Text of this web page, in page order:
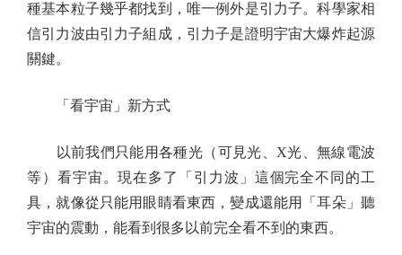
種基本粒子幾乎都找到，唯一例外是引力子。科學家相
信引力波由引力子組成，引力子是證明宇宙大爆炸起源
關鍵。
「看宇宙」新方式
以前我們只能用各種光（可見光、X光、無線電波
等）看宇宙。現在多了「引力波」這個完全不同的工
具，就像從只能用眼睛看東西，變成還能用「耳朵」聽
宇宙的震動，能看到很多以前完全看不到的東西。